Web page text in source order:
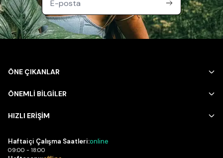
ÖNE ÇIKANLAR
ÖNEMLİ BİLGİLER
HIZLI ERİŞİM
Haftaiçi Çalışma Saatleri:online
09:00 - 18:00